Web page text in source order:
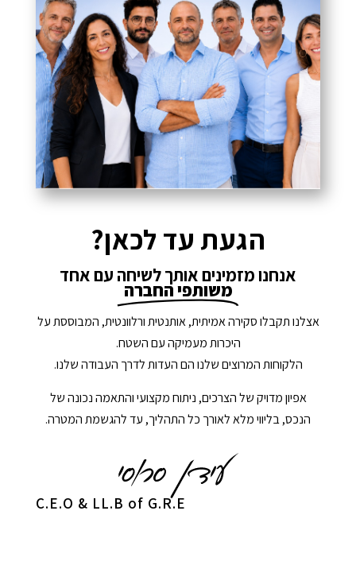
הגעת עד לכאן?
אנחנו מזמינים אותך לשיחה עם אחד
משותפי החברה
אצלנו תקבלו סקירה אמיתית, אותנטית ורלוונטית, המבוססת על
היכרות מעמיקה עם השטח.
הלקוחות המרוצים שלנו הם העדות לדרך העבודה שלנו.
אפיון מדויק של הצרכים, ניתוח מקצועי והתאמה נכונה של
הנכס, בליווי מלא לאורך כל התהליך, עד להגשמת המטרה.
C.E.O & LL.B of G.R.E